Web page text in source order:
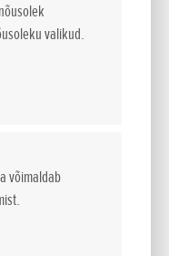
valikud.
võimaldab